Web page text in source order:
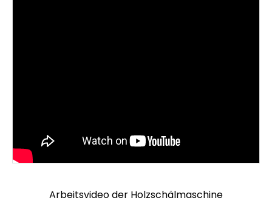
Arbeitsvideo der Holzschälmaschine